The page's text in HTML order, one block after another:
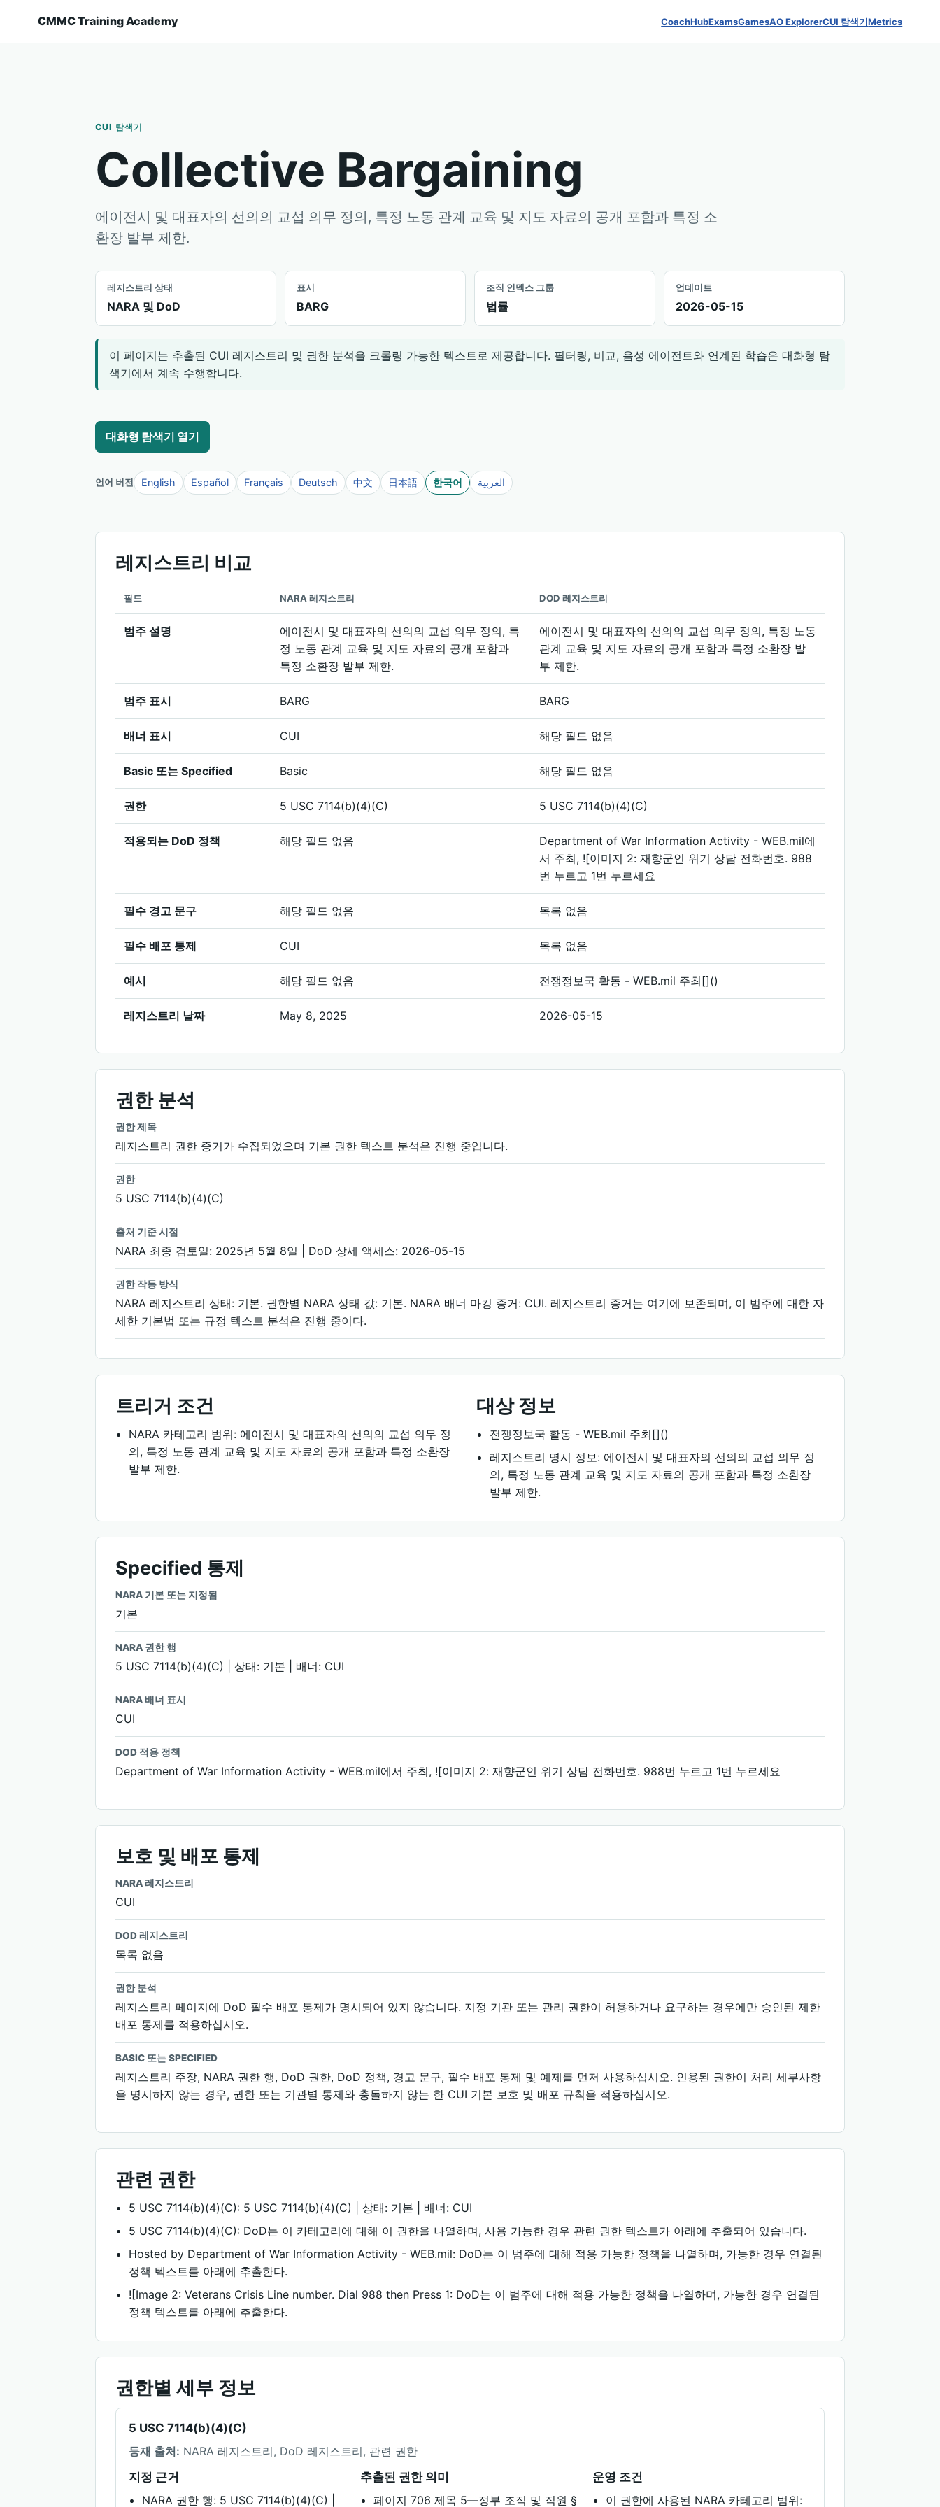
CMMC Training Academy CoachHubExamsGamesAO ExplorerCUI 탐색기Metrics
CUI 탐색기
Collective Bargaining
에이전시 및 대표자의 선의의 교섭 의무 정의, 특정 노동 관계 교육 및 지도 자료의 공개 포함과 특정 소
환장 발부 제한.
레지스트리 상태
NARA 및 DoD
표시
BARG
조직 인덱스 그룹
법률
업데이트
2026-05-15
이 페이지는 추출된 CUI 레지스트리 및 권한 분석을 크롤링 가능한 텍스트로 제공합니다. 필터링, 비교, 음성 에이전트와 연계된 학습은 대화형 탐
색기에서 계속 수행합니다.
대화형 탐색기 열기
언어 버전 English Español Français Deutsch 中文 日本語 한국어 العربية
레지스트리 비교
필드 NARA 레지스트리 DOD 레지스트리
범주 설명
에이전시 및 대표자의 선의의 교섭 의무 정의, 특
정 노동 관계 교육 및 지도 자료의 공개 포함과
특정 소환장 발부 제한.
에이전시 및 대표자의 선의의 교섭 의무 정의, 특정 노동
관계 교육 및 지도 자료의 공개 포함과 특정 소환장 발
부 제한.
범주 표시 BARG BARG
배너 표시 CUI 해당 필드 없음
Basic 또는 Specified Basic 해당 필드 없음
권한 5 USC 7114(b)(4)(C) 5 USC 7114(b)(4)(C)
적용되는 DoD 정책 해당 필드 없음
Department of War Information Activity - WEB.mil에
서 주최, ![이미지 2: 재향군인 위기 상담 전화번호. 988
번 누르고 1번 누르세요
필수 경고 문구 해당 필드 없음 목록 없음
필수 배포 통제 CUI 목록 없음
예시 해당 필드 없음 전쟁정보국 활동 - WEB.mil 주최[]()
레지스트리 날짜 May 8, 2025 2026-05-15
권한 분석
권한 제목
레지스트리 권한 증거가 수집되었으며 기본 권한 텍스트 분석은 진행 중입니다.
권한
5 USC 7114(b)(4)(C)
출처 기준 시점
NARA 최종 검토일: 2025년 5월 8일 | DoD 상세 액세스: 2026-05-15
권한 작동 방식
NARA 레지스트리 상태: 기본. 권한별 NARA 상태 값: 기본. NARA 배너 마킹 증거: CUI. 레지스트리 증거는 여기에 보존되며, 이 범주에 대한 자
세한 기본법 또는 규정 텍스트 분석은 진행 중이다.
트리거 조건
NARA 카테고리 범위: 에이전시 및 대표자의 선의의 교섭 의무 정
의, 특정 노동 관계 교육 및 지도 자료의 공개 포함과 특정 소환장
발부 제한.
대상 정보
전쟁정보국 활동 - WEB.mil 주최[]()
레지스트리 명시 정보: 에이전시 및 대표자의 선의의 교섭 의무 정
의, 특정 노동 관계 교육 및 지도 자료의 공개 포함과 특정 소환장
발부 제한.
Specified 통제
NARA 기본 또는 지정됨
기본
NARA 권한 행
5 USC 7114(b)(4)(C) | 상태: 기본 | 배너: CUI
NARA 배너 표시
CUI
DOD 적용 정책
Department of War Information Activity - WEB.mil에서 주최, ![이미지 2: 재향군인 위기 상담 전화번호. 988번 누르고 1번 누르세요
보호 및 배포 통제
NARA 레지스트리
CUI
DOD 레지스트리
목록 없음
권한 분석
레지스트리 페이지에 DoD 필수 배포 통제가 명시되어 있지 않습니다. 지정 기관 또는 관리 권한이 허용하거나 요구하는 경우에만 승인된 제한
배포 통제를 적용하십시오.
BASIC 또는 SPECIFIED
레지스트리 주장, NARA 권한 행, DoD 권한, DoD 정책, 경고 문구, 필수 배포 통제 및 예제를 먼저 사용하십시오. 인용된 권한이 처리 세부사항
을 명시하지 않는 경우, 권한 또는 기관별 통제와 충돌하지 않는 한 CUI 기본 보호 및 배포 규칙을 적용하십시오.
관련 권한
5 USC 7114(b)(4)(C): 5 USC 7114(b)(4)(C) | 상태: 기본 | 배너: CUI
5 USC 7114(b)(4)(C): DoD는 이 카테고리에 대해 이 권한을 나열하며, 사용 가능한 경우 관련 권한 텍스트가 아래에 추출되어 있습니다.
Hosted by Department of War Information Activity - WEB.mil: DoD는 이 범주에 대해 적용 가능한 정책을 나열하며, 가능한 경우 연결된
정책 텍스트를 아래에 추출한다.
![Image 2: Veterans Crisis Line number. Dial 988 then Press 1: DoD는 이 범주에 대해 적용 가능한 정책을 나열하며, 가능한 경우 연결된
정책 텍스트를 아래에 추출한다.
권한별 세부 정보
5 USC 7114(b)(4)(C)
등재 출처: NARA 레지스트리, DoD 레지스트리, 관련 권한
지정 근거
NARA 권한 행: 5 USC 7114(b)(4)(C) |
추출된 권한 의미
페이지 706 제목 5—정부 조직 및 직원 §
운영 조건
이 권한에 사용된 NARA 카테고리 범위: